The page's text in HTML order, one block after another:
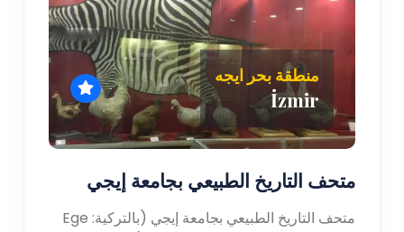
منطقة بحر ايجه
İzmir
متحف التاريخ الطبيعي بجامعة إيجي
متحف التاريخ الطبيعي بجامعة إيجي (بالتركية: Ege